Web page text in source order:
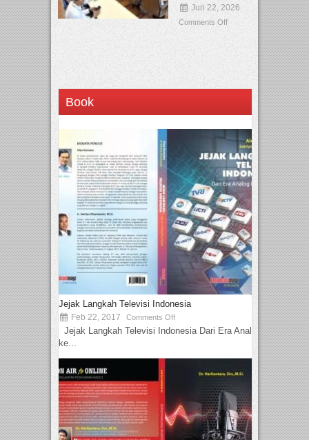
Jun 22, 2026
Comments Off
Book
Jejak Langkah Televisi Indonesia
Feb 22, 2017 Comments Off
Jejak Langkah Televisi Indonesia Dari Era Analog
ke...